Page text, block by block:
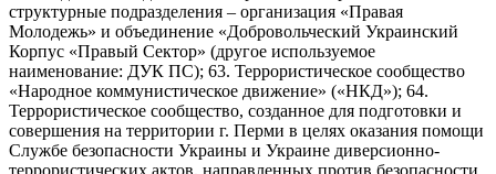
структурные подразделения – организация «Правая
Молодежь» и объединение «Добровольческий Украинский
Корпус «Правый Сектор» (другое используемое
наименование: ДУК ПС); 63. Террористическое сообщество
«Народное коммунистическое движение» («НКД»); 64.
Террористическое сообщество, созданное для подготовки и
совершения на территории г. Перми в целях оказания помощи
Службе безопасности Украины и Украине диверсионно-
террористических актов, направленных против безопасности